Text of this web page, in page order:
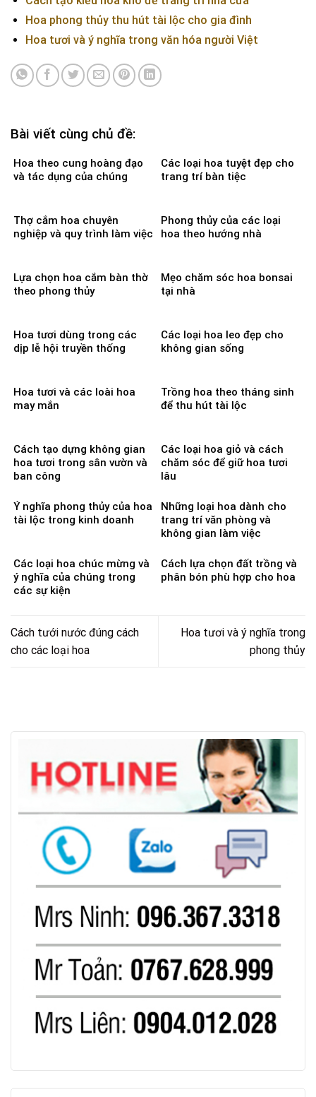
Hoa phong thủy thu hút tài lộc cho gia đình
Hoa tươi và ý nghĩa trong văn hóa người Việt
Bài viết cùng chủ đề:
Hoa theo cung hoàng đạo
và tác dụng của chúng
Các loại hoa tuyệt đẹp cho
trang trí bàn tiệc
Thợ cắm hoa chuyên
nghiệp và quy trình làm việc
Phong thủy của các loại
hoa theo hướng nhà
Lựa chọn hoa cắm bàn thờ
theo phong thủy
Mẹo chăm sóc hoa bonsai
tại nhà
Hoa tươi dùng trong các
dịp lễ hội truyền thống
Các loại hoa leo đẹp cho
không gian sống
Hoa tươi và các loài hoa
may mắn
Trồng hoa theo tháng sinh
để thu hút tài lộc
Cách tạo dựng không gian
hoa tươi trong sân vườn và
ban công
Các loại hoa giỏ và cách
chăm sóc để giữ hoa tươi
lâu
Ý nghĩa phong thủy của hoa
tài lộc trong kinh doanh
Những loại hoa dành cho
trang trí văn phòng và
không gian làm việc
Các loại hoa chúc mừng và
ý nghĩa của chúng trong
các sự kiện
Cách lựa chọn đất trồng và
phân bón phù hợp cho hoa
Cách tưới nước đúng cách
cho các loại hoa
Hoa tươi và ý nghĩa trong
phong thủy